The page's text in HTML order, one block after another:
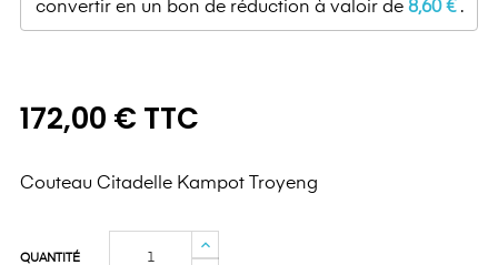
convertir en un bon de réduction à valoir de 8,60 €.
172,00 € TTC
Couteau Citadelle Kampot Troyeng
QUANTITÉ